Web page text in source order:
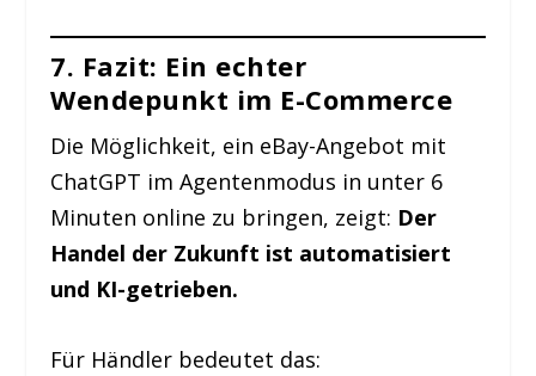
7. Fazit: Ein echter
Wendepunkt im E-Commerce
Die Möglichkeit, ein eBay-Angebot mit
ChatGPT im Agentenmodus in unter 6
Minuten online zu bringen, zeigt: Der
Handel der Zukunft ist automatisiert
und KI-getrieben.
Für Händler bedeutet das: